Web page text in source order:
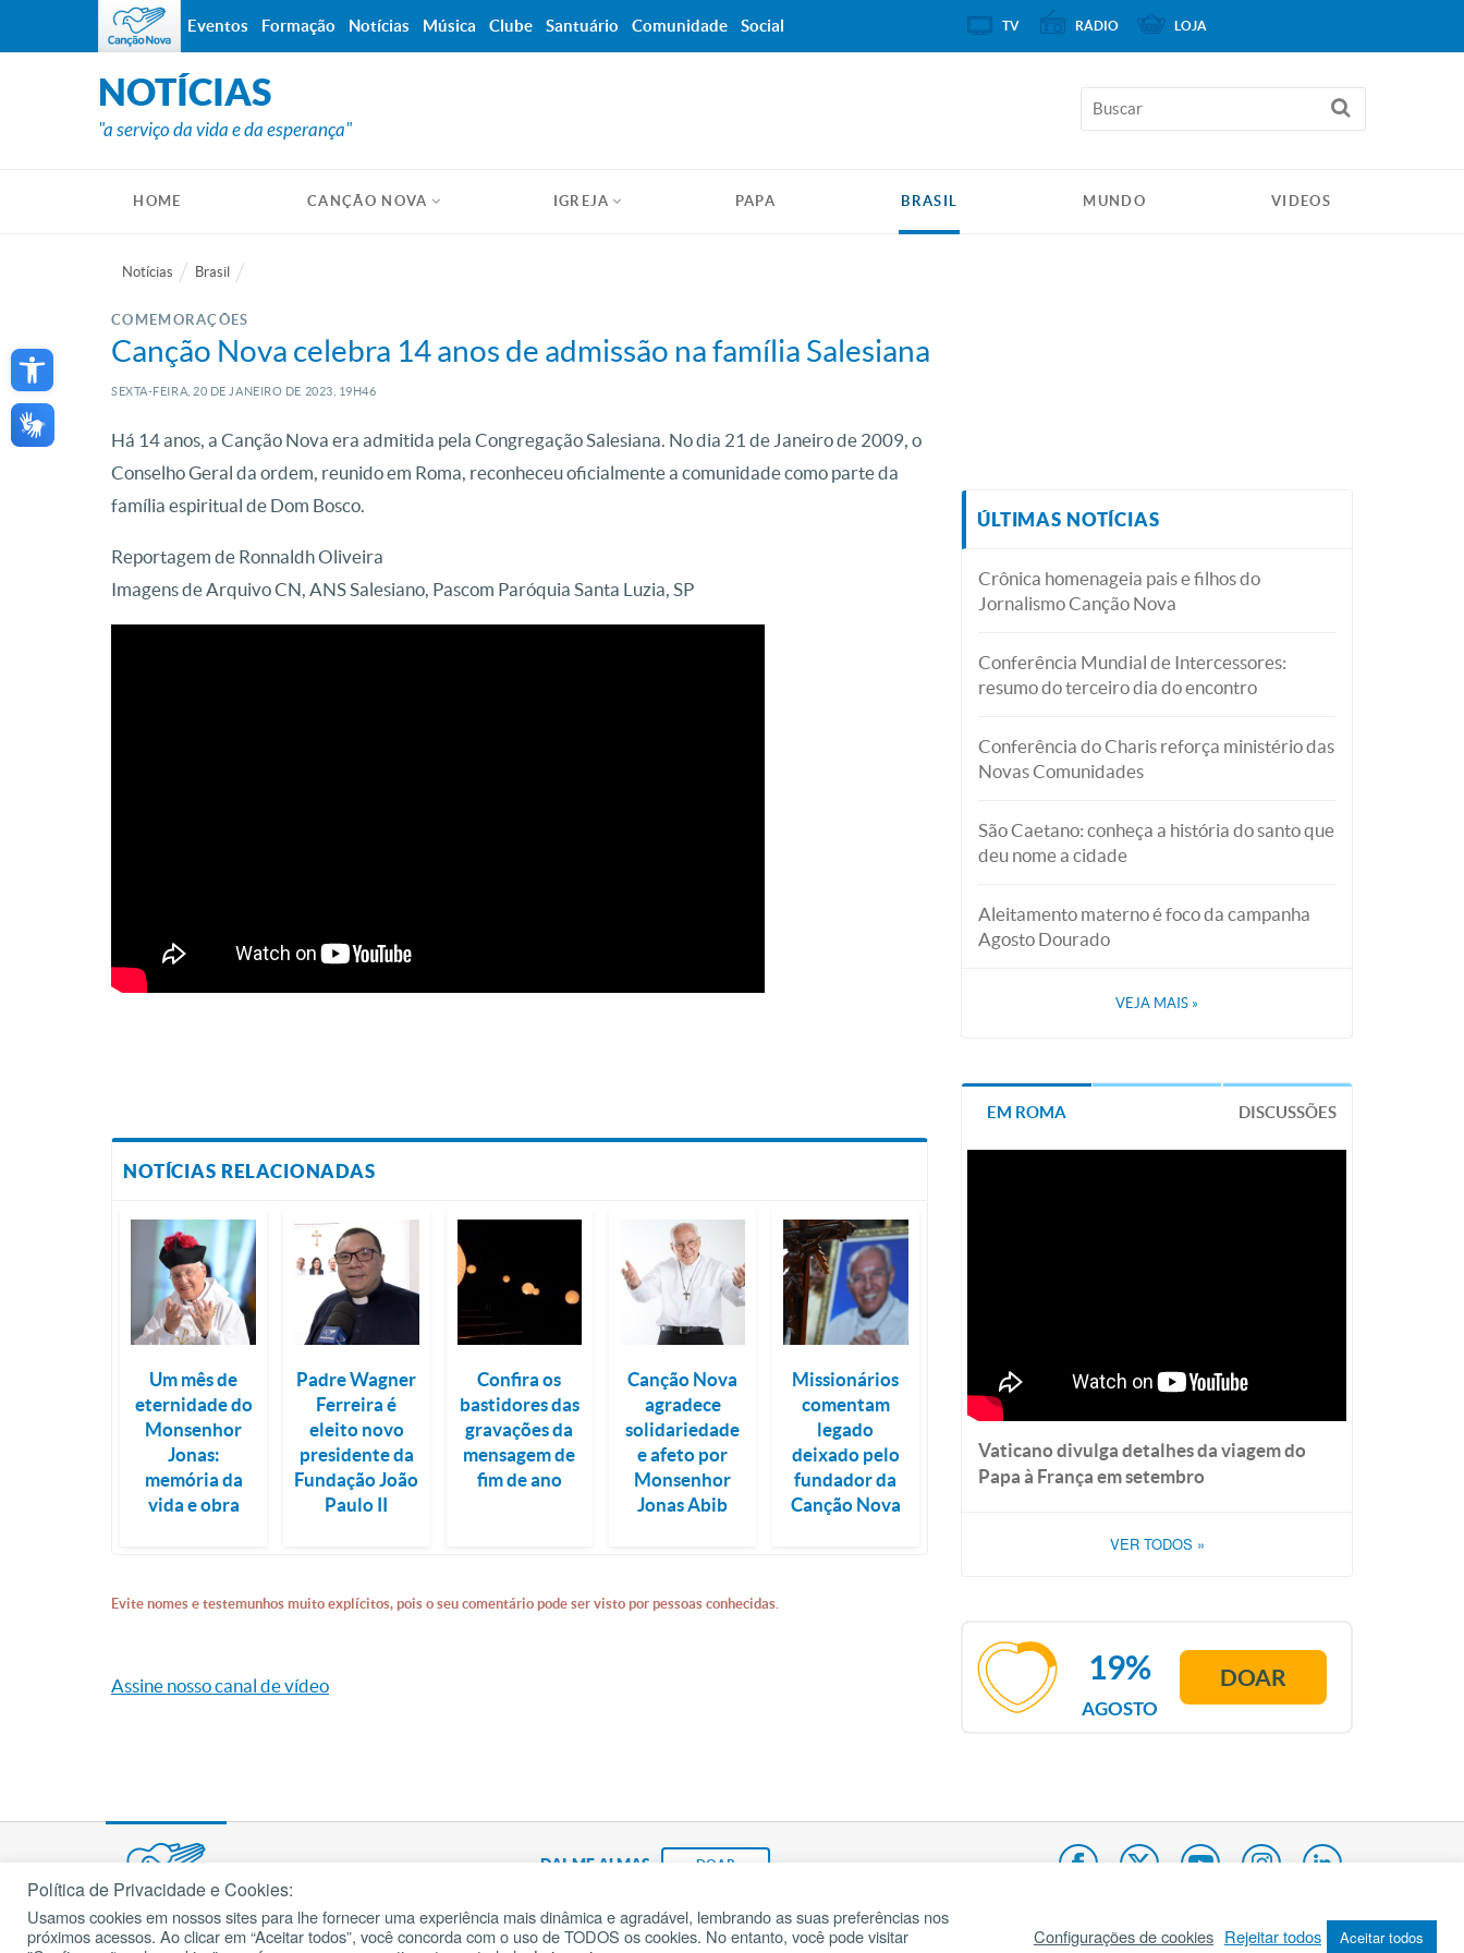
Open toolbar
NOTÍCIAS
"a serviço da vida e da esperança"
HOME CANÇÃO NOVA IGREJA PAPA BRASIL MUNDO VIDEOS
Notícias Brasil
COMEMORAÇÕES
Canção Nova celebra 14 anos de admissão na família Salesiana
SEXTA-FEIRA, 20 DE JANEIRO DE 2023, 19H46
Há 14 anos, a Canção Nova era admitida pela Congregação Salesiana. No dia 21 de Janeiro de 2009, o
Conselho Geral da ordem, reunido em Roma, reconheceu oficialmente a comunidade como parte da
família espiritual de Dom Bosco.
Reportagem de Ronnaldh Oliveira
Imagens de Arquivo CN, ANS Salesiano, Pascom Paróquia Santa Luzia, SP
NOTÍCIAS RELACIONADAS
Um mês de
eternidade do
Monsenhor
Jonas:
memória da
vida e obra
Padre Wagner
Ferreira é
eleito novo
presidente da
Fundação João
Paulo II
Confira os
bastidores das
gravações da
mensagem de
fim de ano
Canção Nova
agradece
solidariedade
e afeto por
Monsenhor
Jonas Abib
Missionários
comentam
legado
deixado pelo
fundador da
Canção Nova
Evite nomes e testemunhos muito explícitos, pois o seu comentário pode ser visto por pessoas conhecidas.
Assine nosso canal de vídeo
ÚLTIMAS NOTÍCIAS
Crônica homenageia pais e filhos do
Jornalismo Canção Nova
Conferência Mundial de Intercessores:
resumo do terceiro dia do encontro
Conferência do Charis reforça ministério das
Novas Comunidades
São Caetano: conheça a história do santo que
deu nome a cidade
Aleitamento materno é foco da campanha
Agosto Dourado
VEJA MAIS »
EM ROMA DISCUSSÕES
Vaticano divulga detalhes da viagem do
Papa à França em setembro
VER TODOS »
AGOSTO
19% DOAR
Eventos Formação Notícias Música Clube Santuário Comunidade Social TV RÁDIO LOJA
DAI-ME ALMAS DOAR
Fundação João Paulo II Pedido de Oração Mapa do site Internacional
cancaonova.com© 2002 – 2026
Todos os direitos reservados.
Política de Privacidade e Cookies:
Usamos cookies em nossos sites para lhe fornecer uma experiência mais dinâmica e agradável, lembrando as suas preferências nos
próximos acessos. Ao clicar em “Aceitar todos”, você concorda com o uso de TODOS os cookies. No entanto, você pode visitar
Configurações de cookies Rejeitar todos Aceitar todos